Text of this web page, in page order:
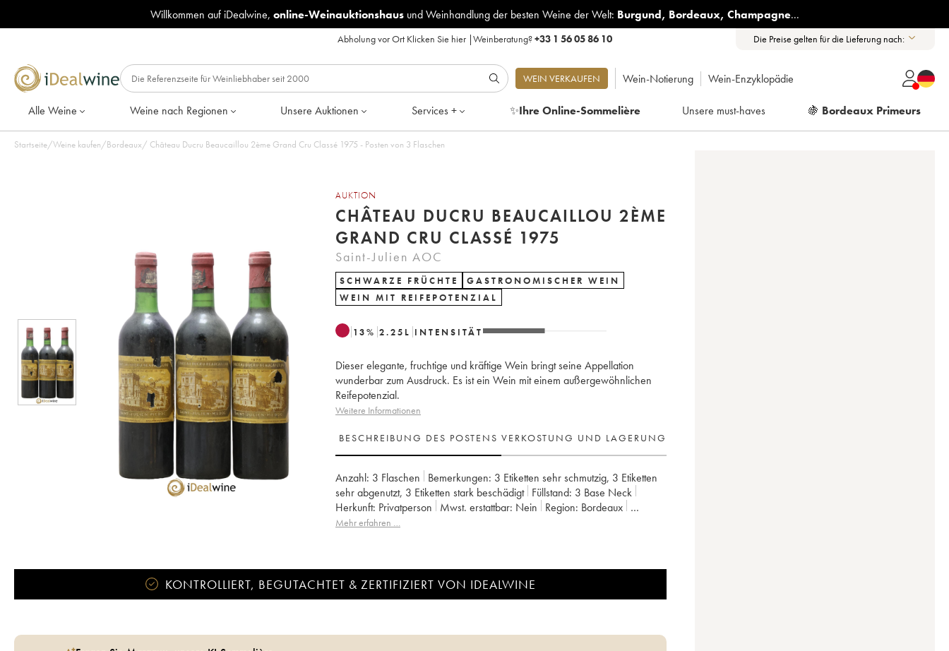
Willkommen auf iDealwine, online-Weinauktionshausund Weinhandlung der besten Weine der Welt: Burgund, Bordeaux, Champagne...
Abholung vor Ort Klicken Sie hier|Weinberatung?+33 1 56 05 86 10 Die Preise gelten für die Lieferung nach:
WEIN VERKAUFEN Wein-Notierung Wein-Enzyklopädie
Alle Weine Weine nach Regionen Unsere Auktionen Services + ✨Ihre Online-Sommelière Unsere must-haves 🍇 Bordeaux Primeurs
Startseite/Weine kaufen/Bordeaux/ Château Ducru Beaucaillou 2ème Grand Cru Classé 1975 - Posten von 3 Flaschen
AUKTION
CHÂTEAU DUCRU BEAUCAILLOU 2ÈME
GRAND CRU CLASSÉ 1975
Saint-Julien AOC
SCHWARZE FRÜCHTE
GASTRONOMISCHER WEIN
WEIN MIT REIFEPOTENZIAL
13% 2.25 L INTENSITÄT
Dieser elegante, fruchtige und kräftige Wein bringt seine Appellation
wunderbar zum Ausdruck. Es ist ein Wein mit einem außergewöhnlichen
Reifepotenzial.
Weitere Informationen
BESCHREIBUNG DES POSTENS VERKOSTUNG UND LAGERUNG
Anzahl: 3 Flaschen Bemerkungen: 3 Etiketten sehr schmutzig, 3 Etiketten
sehr abgenutzt, 3 Etiketten stark beschädigt Füllstand: 3 Base Neck
Herkunft:
privatperson Mwst. erstattbar: nein Region:
Bordeaux
Appellation: Saint-Julien
Mehr erfahren …
KONTROLLIERT, BEGUTACHTET & ZERTIFIZIERT VON IDEALWINE